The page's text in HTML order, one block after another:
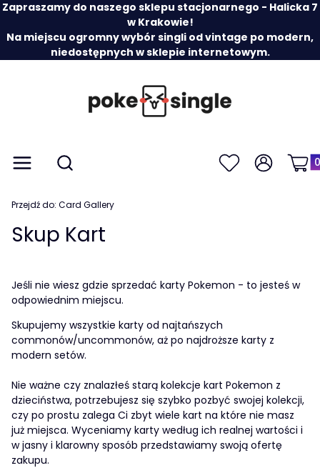
Zapraszamy do naszego sklepu stacjonarnego - Halicka 7
w Krakowie!
Na miejscu ogromny wybór singli od vintage po modern,
niedostępnych w sklepie internetowym.
Menu Otwórz wyszukiwarkę
Szukaj UlubioneZaloguj się
Przejdź do: Card Gallery
Skup Kart
Jeśli nie wiesz gdzie sprzedać karty Pokemon - to jesteś w
odpowiednim miejscu.
Skupujemy wszystkie karty od najtańszych
commonów/uncommonów, aż po najdroższe karty z
modern setów.
Nie ważne czy znalazłeś starą kolekcje kart Pokemon z
dzieciństwa, potrzebujesz się szybko pozbyć swojej kolekcji,
czy po prostu zalega Ci zbyt wiele kart na które nie masz
już miejsca. Wyceniamy karty według ich realnej wartości i
w jasny i klarowny sposób przedstawiamy swoją ofertę
zakupu.